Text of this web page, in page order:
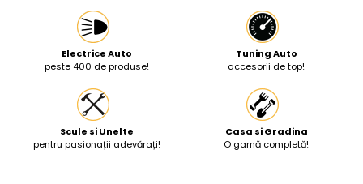
Electrice Auto
peste 400 de produse!
Tuning Auto
accesorii de top!
Scule si Unelte
pentru pasionații adevărați!
Casa si Gradina
O gamă completă!